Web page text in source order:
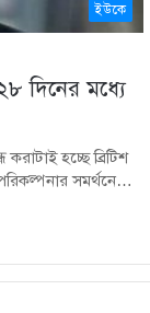
ইউকে
দিনের মধ্যে
করাটাই হচ্ছে ব্রিটিশ
সমর্থনে…